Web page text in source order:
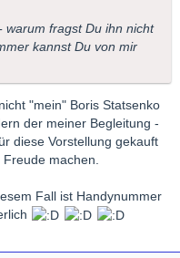
warum fragst Du ihn nicht
kannst Du von mir
"mein" Boris Statsenko
der meiner Begleitung -
diese Vorstellung gekauft
machen.
Fall ist Handynummer